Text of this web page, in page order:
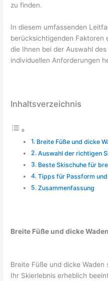
zu finden.
In diesem umfassenden
berücksichtigenden Faktoren
die Ihnen bei der Auswahl
individuellen Anforderungen
Inhaltsverzeichnis
Breite Füße und dicke
Auswahl der richtigen
Beste Skischuhe für
Tipps für Passform
Zusammenfassung
Breite Füße und dicke
Breite Füße und dicke
Ihr Skierlebnis erheblich